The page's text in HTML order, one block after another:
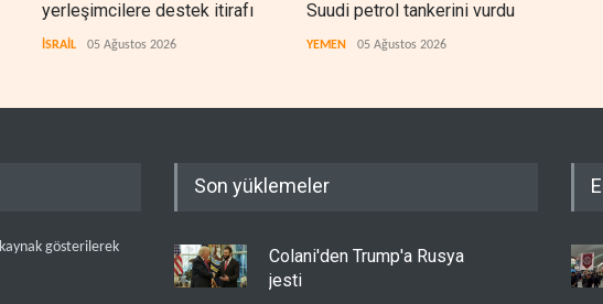
yerleşimcilere destek itirafı
İSRAİL 05 Ağustos 2026
Suudi petrol tankerini vurdu
YEMEN 05 Ağustos 2026
gösterilerek
Son yüklemeler
Colani'den Trump'a Rusya
jesti